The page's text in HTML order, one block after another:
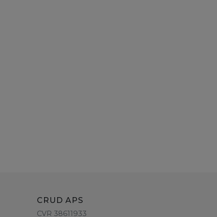
CRUD APS
CVR 38611933